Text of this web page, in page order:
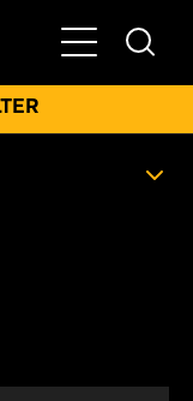
Glavni meni